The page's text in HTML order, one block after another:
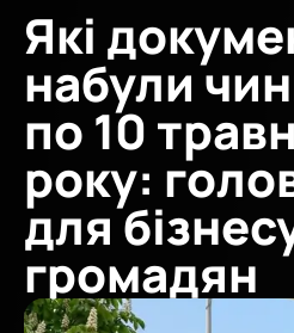
Які
набули
по 10
року:
для
громадян